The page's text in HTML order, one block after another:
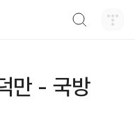
만 - 국방